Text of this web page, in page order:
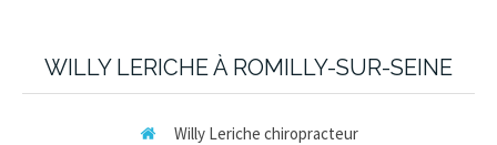
WILLY LERICHE À ROMILLY-SUR-SEINE
Willy Leriche chiropracteur